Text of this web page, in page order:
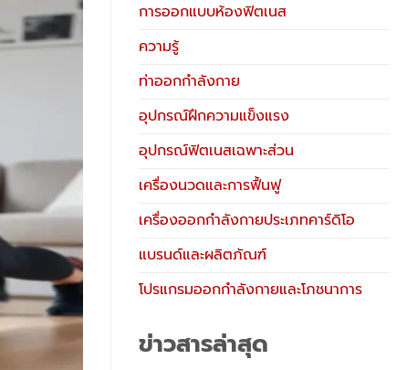
การออกแบบห้องฟิตเนส
ความรู้
ท่าออกกำลังกาย
อุปกรณ์ฝึกความแข็งแรง
อุปกรณ์ฟิตเนสเฉพาะส่วน
เครื่องนวดและการฟื้นฟู
เครื่องออกกำลังกายประเภทคาร์ดิโอ
แบรนด์และผลิตภัณฑ์
โปรแกรมออกกำลังกายและโภชนาการ
ข่าวสารล่าสุด